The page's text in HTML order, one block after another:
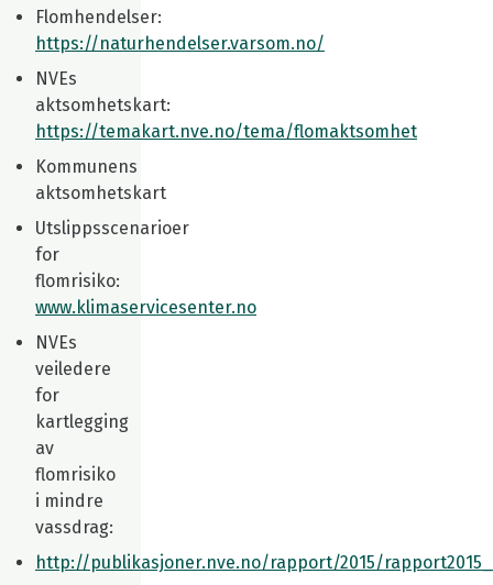
Flomhendelser:
https://naturhendelser.varsom.no/
NVEs
aktsomhetskart:
https://temakart.nve.no/tema/flomaktsomhet
Kommunens
aktsomhetskart
Utslippsscenarioer
for
flomrisiko:
www.klimaservicesenter.no
NVEs
veiledere
for
kartlegging
av
flomrisiko
i mindre
vassdrag:
http://publikasjoner.nve.no/rapport/2015/